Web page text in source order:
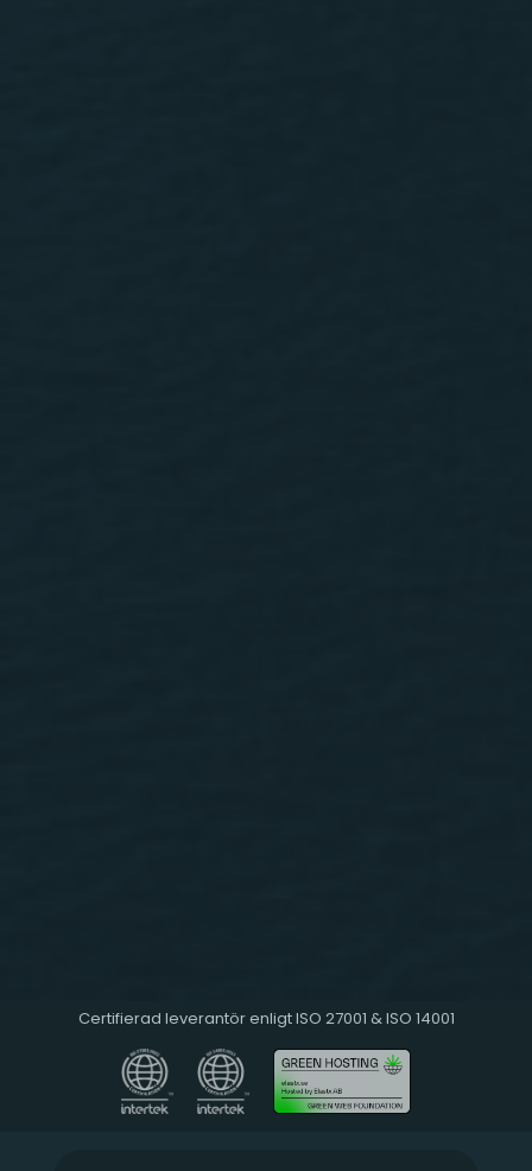
Certifierad leverantör enligt ISO 27001 & ISO 14001